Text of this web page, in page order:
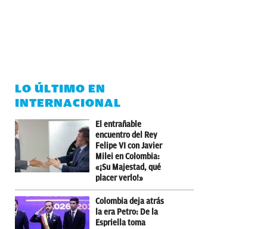
LO ÚLTIMO EN
INTERNACIONAL
El entrañable
encuentro del Rey
Felipe VI con Javier
Milei en Colombia:
«¡Su Majestad, qué
placer verlo!»
Colombia deja atrás
la era Petro: De la
Espriella toma